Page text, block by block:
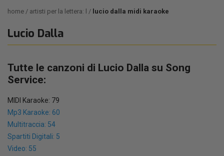
home artisti per la lettera: l lucio dalla midi karaoke
Lucio Dalla
Tutte le canzoni di Lucio Dalla su Song
Service:
MIDI Karaoke: 79
Mp3 Karaoke: 60
Multitraccia: 54
Spartiti Digitali: 5
Video: 55